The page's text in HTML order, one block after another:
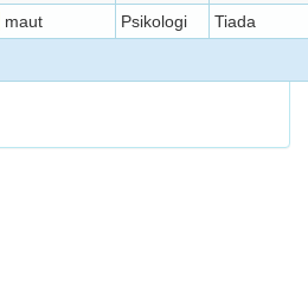
maut Psikologi Tiada